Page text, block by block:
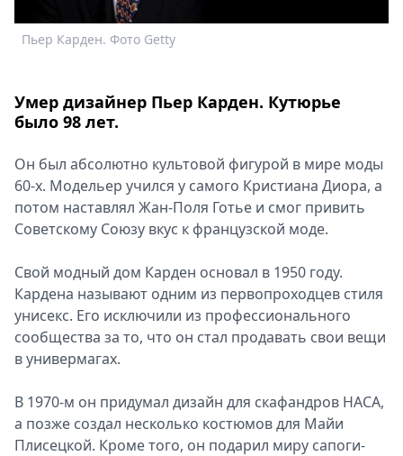
Спецпроекты
Звезды
Скачай
Metro
Пьер Карден. Фото Getty
Умер дизайнер Пьер Карден. Кутюрье
было 98 лет.
Он был абсолютно культовой фигурой в мире моды
60-х. Модельер учился у самого Кристиана Диора, а
потом наставлял Жан-Поля Готье и смог привить
Советскому Союзу вкус к французской моде.
Свой модный дом Карден основал в 1950 году.
Кардена называют одним из первопроходцев стиля
унисекс. Его исключили из профессионального
сообщества за то, что он стал продавать свои вещи
в универмагах.
В 1970-м он придумал дизайн для скафандров НАСА,
а позже создал несколько костюмов для Майи
Плисецкой. Кроме того, он подарил миру сапоги-